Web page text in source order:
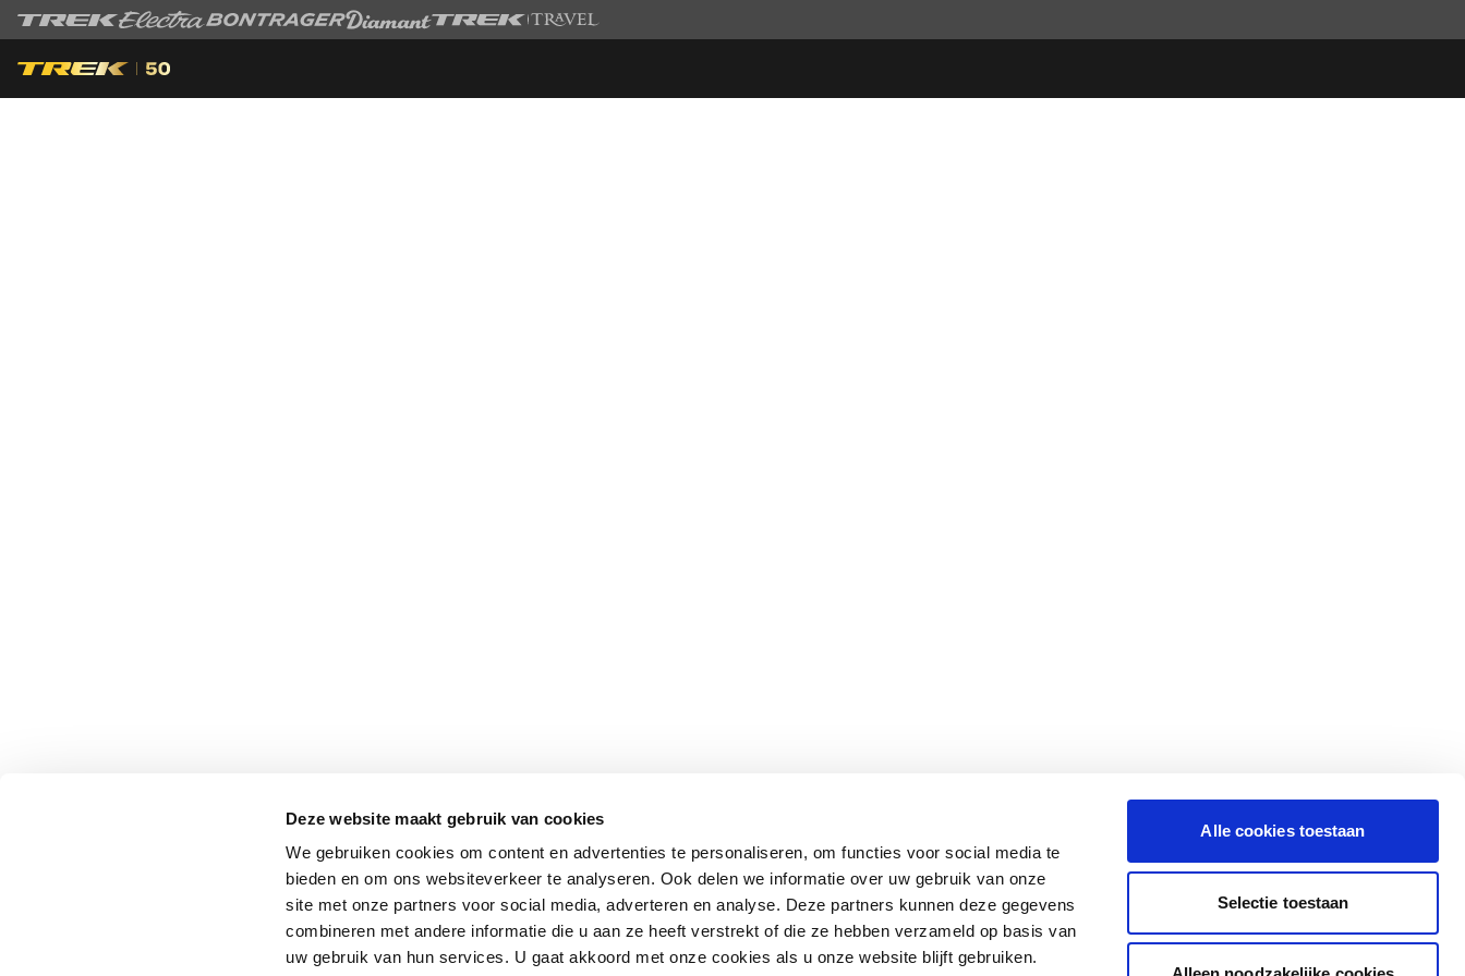
Deze website maakt gebruik van cookies
We gebruiken cookies om content en advertenties te personaliseren, om functies voor social media te
bieden en om ons websiteverkeer te analyseren. Ook delen we informatie over uw gebruik van onze
site met onze partners voor social media, adverteren en analyse. Deze partners kunnen deze gegevens
combineren met andere informatie die u aan ze heeft verstrekt of die ze hebben verzameld op basis van
uw gebruik van hun services. U gaat akkoord met onze cookies als u onze website blijft gebruiken.
Alle cookies toestaan
Selectie toestaan